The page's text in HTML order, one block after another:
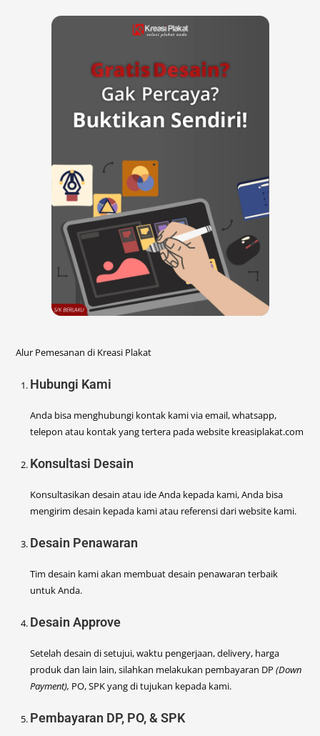
Alur Pemesanan di Kreasi Plakat
Hubungi Kami
Anda bisa menghubungi kontak kami via email, whatsapp,
telepon atau kontak yang tertera pada website kreasiplakat.com
Konsultasi Desain
Konsultasikan desain atau ide Anda kepada kami, Anda bisa
mengirim desain kepada kami atau referensi dari website kami.
Desain Penawaran
Tim desain kami akan membuat desain penawaran terbaik
untuk Anda.
Desain Approve
Setelah desain di setujui, waktu pengerjaan, delivery, harga
produk dan lain lain, silahkan melakukan pembayaran DP(Down
Payment), PO, SPK yang di tujukan kepada kami.
Pembayaran DP, PO, & SPK